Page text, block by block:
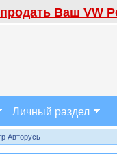
Ваш VW
Личный раздел
Авторусь